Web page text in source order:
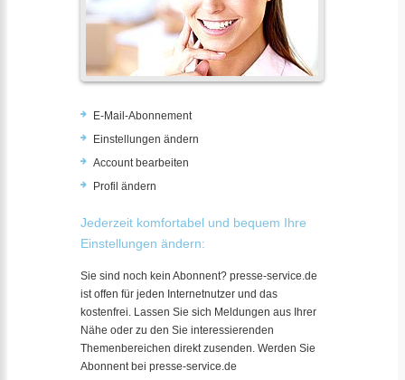
E-Mail-Abonnement
Einstellungen ändern
Account bearbeiten
Profil ändern
Jederzeit komfortabel und bequem Ihre
Einstellungen ändern:
Sie sind noch kein Abonnent? presse-service.de
ist offen für jeden Internetnutzer und das
kostenfrei. Lassen Sie sich Meldungen aus Ihrer
Nähe oder zu den Sie interessierenden
Themenbereichen direkt zusenden. Werden Sie
Abonnent bei presse-service.de